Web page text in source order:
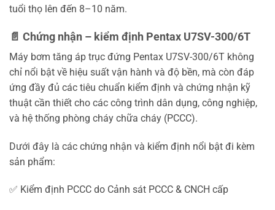
tuổi thọ lên đến 8–10 năm.
📄 Chứng nhận – kiểm định Pentax U7SV-300/6T
Máy bơm tăng áp trục đứng Pentax U7SV-300/6T không
chỉ nổi bật về hiệu suất vận hành và độ bền, mà còn đáp
ứng đầy đủ các tiêu chuẩn kiểm định và chứng nhận kỹ
thuật cần thiết cho các công trình dân dụng, công nghiệp,
và hệ thống phòng cháy chữa cháy (PCCC).
Dưới đây là các chứng nhận và kiểm định nổi bật đi kèm
sản phẩm:
✅ Kiểm định PCCC do Cảnh sát PCCC & CNCH cấp